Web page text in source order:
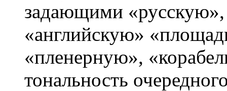
задающими
«английскую»
«пленерную»,
тональность